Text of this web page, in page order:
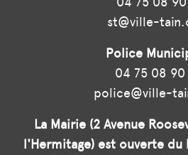
st@ville-
Police
04 75 08 90
police@ville-
La Mairie (2 Avenue
l'Hermitage) est ouverte du